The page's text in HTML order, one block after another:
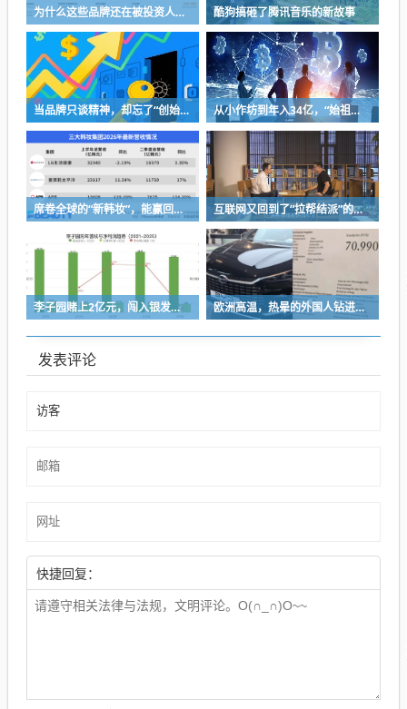
为什么这些品牌还在被投资人追捧 酷狗搞砸了腾讯音乐的新故事
当品牌只谈精神，却忘了“创始人思维” 从小作坊到年入34亿，“始祖鸟对手”被中国资本买了，能成“中产新宠”吗？
席卷全球的“新韩妆”，能赢回中国消费者吗？ 互联网又回到了“拉帮结派”的时代
李子园赌上2亿元，闯入银发市场 欧洲高温，热晕的外国人钻进中国新能源车里避暑
发表评论
快捷回复：